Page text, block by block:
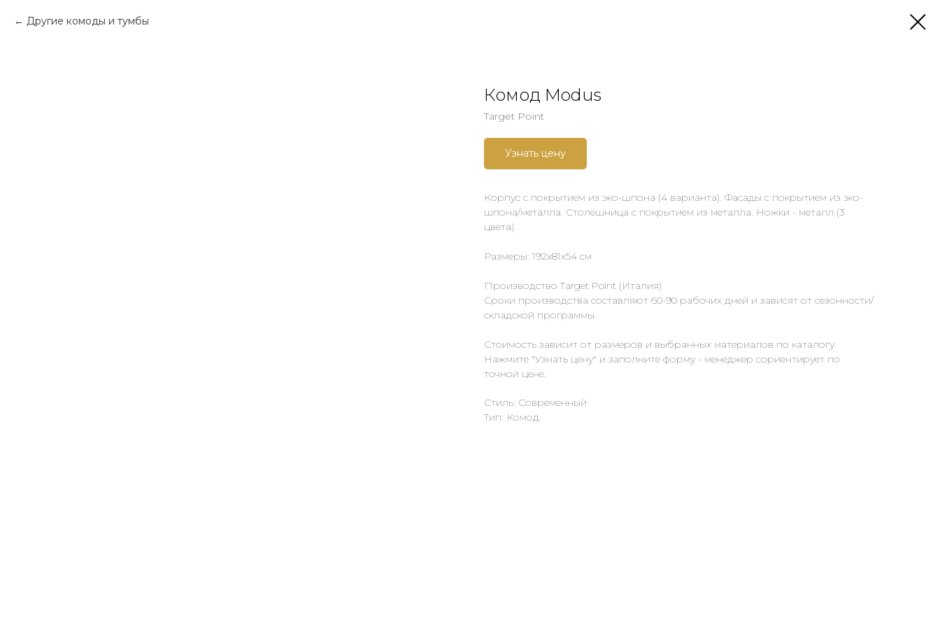
Другие комоды и тумбы
Комод Modus
Target Point
Узнать цену
Корпус с покрытием из эко-шпона (4 варианта). Фасады с покрытием из эко-
шпона/металла. Столешница с покрытием из металла. Ножки - металл (3
цвета).
Размеры: 192х81х54 см
Производство Target Point (Италия)
Сроки производства составляют 60-90 рабочих дней и зависят от сезонности/
складской программы.
Стоимость зависит от размеров и выбранных материалов по каталогу.
Нажмите "Узнать цену" и заполните форму - менеджер сориентирует по
точной цене.
Стиль: Современный
Тип: Комод